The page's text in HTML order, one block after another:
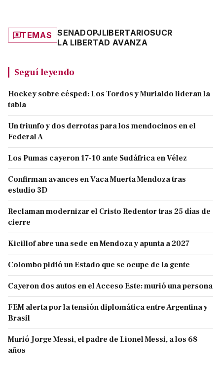
TEMAS SENADOPJLIBERTARIOSUCR
LA LIBERTAD AVANZA
Seguí leyendo
Hockey sobre césped: Los Tordos y Murialdo lideran la
tabla
Un triunfo y dos derrotas para los mendocinos en el
Federal A
Los Pumas cayeron 17-10 ante Sudáfrica en Vélez
Confirman avances en Vaca Muerta Mendoza tras
estudio 3D
Reclaman modernizar el Cristo Redentor tras 25 días de
cierre
Kicillof abre una sede en Mendoza y apunta a 2027
Colombo pidió un Estado que se ocupe de la gente
Cayeron dos autos en el Acceso Este: murió una persona
FEM alerta por la tensión diplomática entre Argentina y
Brasil
Murió Jorge Messi, el padre de Lionel Messi, a los 68
años